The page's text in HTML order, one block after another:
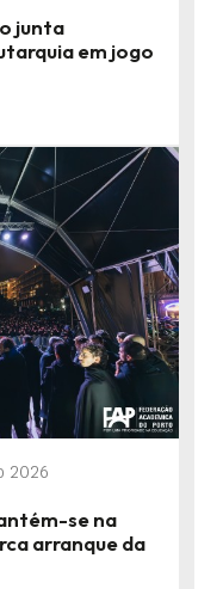
junta
em jogo
2026
se na
arranque da